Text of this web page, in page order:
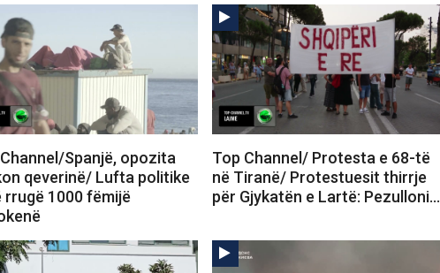
Spanjë, opozita
qeverinë/ Lufta politike
rrugë 1000 fëmijë
Top Channel/ Protesta e 68-të
në Tiranë/ Protestuesit thirrje
për Gjykatën e Lartë: Pezulloni…